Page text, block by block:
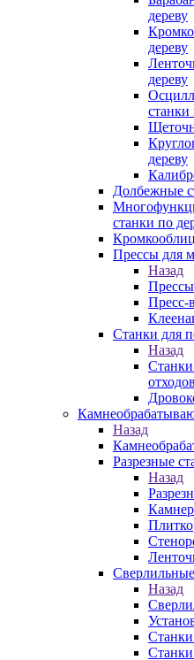
дереву
дереву
дереву
станки
дереву
Долбежные
станки по
Прессы для
Назад
Пресс-
Станки для
Назад
Станки
отходов
Назад
Разрезные
Назад
Назад
Станки